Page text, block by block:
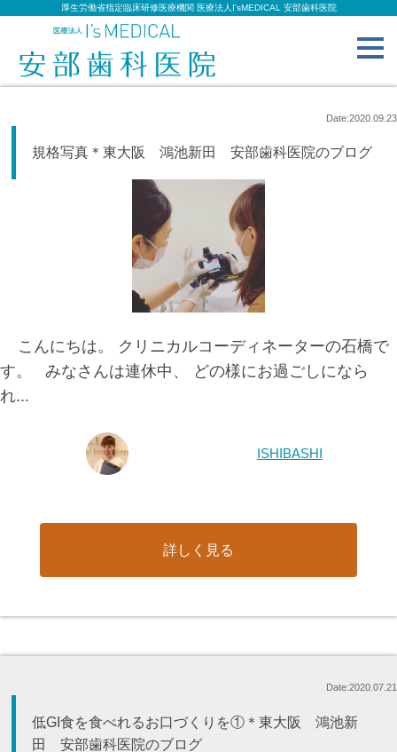
厚生労働省指定臨床研修医療機関 医療法人I’sMEDICAL 安部歯科医院
Date:2020.09.23
規格写真＊東大阪 鴻池新田 安部歯科医院のブログ
こんにちは。 クリニカルコーディネーターの石橋で
す。 みなさんは連休中、 どの様にお過ごしになら
れ...
ISHIBASHI
詳しく見る
Date:2020.07.21
低GI食を食べれるお口づくりを①＊東大阪 鴻池新
田 安部歯科医院のブログ